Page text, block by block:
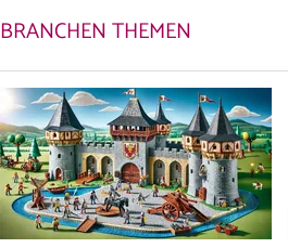
BRANCHEN THEMEN